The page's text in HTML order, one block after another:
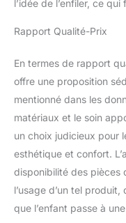
l’idée de l’enfiler, ce
Rapport Qualité-Prix
En termes de rapport
offre une proposition
mentionné dans les
matériaux et le soin
un choix judicieux pour
esthétique et confort.
disponibilité des pièces
l’usage d’un tel
que l’enfant passe à